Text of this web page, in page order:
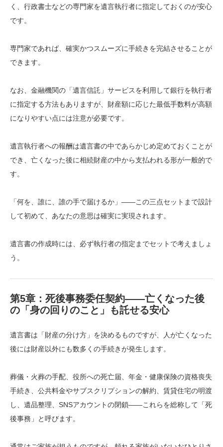
く、行政書士などの専門家を遺言執行者に指定しておくのが安心
です。
専門家であれば、確実かつスムーズに手続きを完結させることが
できます。
なお、金融機関の「遺言信託」サービスを利用して銀行を執行者
に指定する方法もありますが、財産額に応じた最低手数料が高額
になりやすい点には注意が必要です。
遺言執行者への報酬は遺言書の中であらかじめ定めておくことが
でき、亡くなった後に相続財産の中から支払われる形が一般的で
す。
「何を、誰に、誰の手で届けるか」——この三点セットまで設計
して初めて、あなたの意思は確実に実現されます。
遺言書の作成時には、必ず執行者の指定までセットで考えましょ
う。
第5章：死後事務委任契約——亡くなった後
の「身の回りのこと」も託せる安心
遺言書は「財産の分け方」を決めるものですが、人が亡くなった
後には財産以外にも数多くの手続きが発生します。
葬儀・火葬の手配、役所への死亡届、年金・健康保険の資格喪失
手続き、公共料金やサブスクリプションの解約、賃貸住宅の明渡
し、遺品整理、SNSアカウントの閉鎖——これらを総称して「死
後事務」と呼びます。